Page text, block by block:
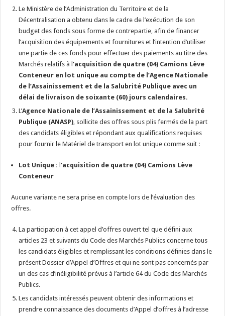
Le Ministère de l’Administration du Territoire et de la
Décentralisation a obtenu dans le cadre de l’exécution de son
budget des fonds sous forme de contrepartie, afin de financer
l’acquisition des équipements et fournitures et l’intention d’utiliser
une partie de ces fonds pour effectuer des paiements au titre des
Marchés relatifs à l’acquisition de quatre (04) Camions Lève
Conteneur en lot unique au compte de l’Agence Nationale
de l’Assainissement et de la Salubrité Publique avec un
délai de livraison de soixante (60) jours calendaires.
L’Agence Nationale de l’Assainissement et de la Salubrité
Publique (ANASP), sollicite des offres sous plis fermés de la part
des candidats éligibles et répondant aux qualifications requises
pour fournir le Matériel de transport en lot unique comme suit :
Lot Unique : l’acquisition de quatre (04) Camions Lève
Conteneur
Aucune variante ne sera prise en compte lors de l’évaluation des
offres.
La participation à cet appel d’offres ouvert tel que défini aux
articles 23 et suivants du Code des Marchés Publics concerne tous
les candidats éligibles et remplissant les conditions définies dans le
présent Dossier d’Appel d’Offres et qui ne sont pas concernés par
un des cas d’inéligibilité prévus à l’article 64 du Code des Marchés
Publics.
Les candidats intéressés peuvent obtenir des informations et
prendre connaissance des documents d’Appel d’offres à l’adresse